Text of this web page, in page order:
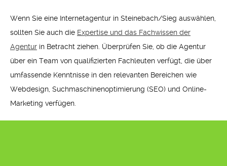
Wenn Sie eine Internetagentur in Steinebach/Sieg auswählen,
sollten Sie auch die Expertise und das Fachwissen der
Agentur in Betracht ziehen. Überprüfen Sie, ob die Agentur
über ein Team von qualifizierten Fachleuten verfügt, die über
umfassende Kenntnisse in den relevanten Bereichen wie
Webdesign, Suchmaschinenoptimierung (SEO) und Online-
Marketing verfügen.